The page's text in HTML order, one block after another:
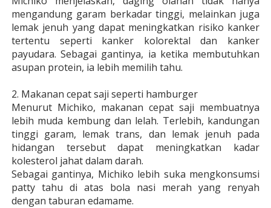
mengandung garam berkadar tinggi, melainkan juga
lemak jenuh yang dapat meningkatkan risiko kanker
tertentu seperti kanker kolorektal dan kanker
payudara. Sebagai gantinya, ia ketika membutuhkan
asupan protein, ia lebih memilih tahu.
2. Makanan cepat saji seperti hamburger
Menurut Michiko, makanan cepat saji membuatnya
lebih muda kembung dan lelah. Terlebih, kandungan
tinggi garam, lemak trans, dan lemak jenuh pada
hidangan tersebut dapat meningkatkan kadar
kolesterol jahat dalam darah.
Sebagai gantinya, Michiko lebih suka mengkonsumsi
patty tahu di atas bola nasi merah yang renyah
dengan taburan edamame.